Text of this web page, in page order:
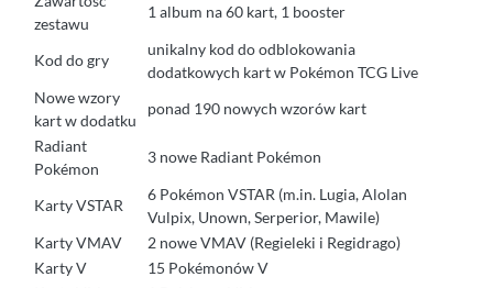
zestawu
1 album na 60 kart, 1 booster
Kod do gry
unikalny kod do odblokowania
dodatkowych kart w Pokémon TCG Live
Nowe wzory
kart w dodatku
ponad 190 nowych wzorów kart
Radiant
Pokémon
3 nowe Radiant Pokémon
Karty VSTAR
6 Pokémon VSTAR (m.in. Lugia, Alolan
Vulpix, Unown, Serperior, Mawile)
Karty VMAV
2 nowe VMAV (Regieleki i Regidrago)
Karty V
15 Pokémonów V